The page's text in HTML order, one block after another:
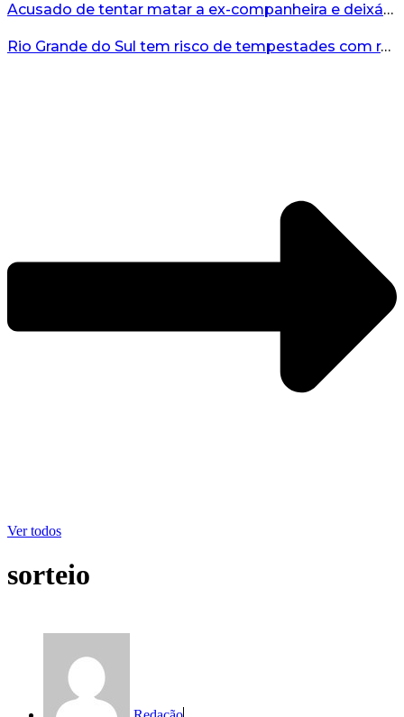
Acusado de tentar matar a ex-companheira e deixá-la paraplégica é condenado na Serra Gaúcha...
Rio Grande do Sul tem risco de tempestades com rajadas de ventos nos próximos dias...
Ver todos
sorteio